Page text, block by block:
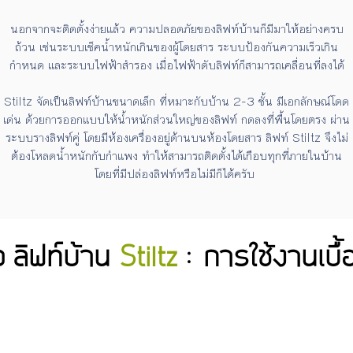
นอกจากจะติดตั้งง่ายแล้ว ความปลอดภัยของลิฟท์บ้านก็มีมาให้อย่างครบ
ถ้วน เช่นระบบเช็คน้ำหนักเกินของผู้โดยสาร ระบบป้องกันความเร็วเกิน
กำหนด และระบบไฟฟ้าสำรอง เมื่อไฟฟ้าดับลิฟท์ก็สามารถเคลื่อนที่ลงได้
Stiltz จัดเป็นลิฟท์บ้านขนาดเล็ก ที่หมาะกับบ้าน 2-3 ชั้น มีเอกลักษณ์โดด
เด่น ด้วยการออกแบบให้น้ำหนักส่วนใหญ่ของลิฟท์ กดลงที่พื้นโดยตรง ผ่าน
ระบบรางลิฟท์คู่ โดยมีห้องเครื่องอยู่ด้านบนห้องโดยสาร ลิฟท์ Stiltz จึงไม่
ต้องโหลดน้ำหนักกับกำแพง ทำให้สามารถติดตั้งได้เกือบทุกที่ภายในบ้าน
โดยที่มีปล่องลิฟท์หรือไม่มีก็ได้ครับ
ลิฟท์บ้าน Stiltz : การใช้งานเบื้